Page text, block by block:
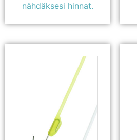
nähdäksesi hinnat.